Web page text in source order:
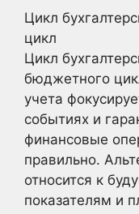
Цикл
цикл
Цикл
бюджетного
учета
событиях и
финансовые
правильно.
относится к
показателям и